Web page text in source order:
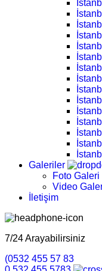
Galeriler
Foto Galeri
Video
İletişim
7/24 Arayabilirsiniz
(0532 455 57 83